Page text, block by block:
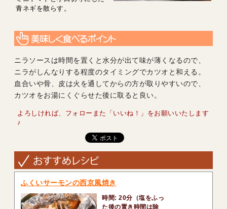
青ネギを散らす。
ニラソースは時間を置くと水分が出て味が薄くなるので、
ニラがしんなりする程度のタイミングでカツオと和える。
血合いや骨、皮は火を通してからの方が取りやすいので、
カツオをお湯にくぐらせた後に取ると良い。
よろしければ、フォローまた「いいね！」をお願いいたします
♪
ふくいサーモンの西京風焼き
時間: 20分（塩をふっ
た後の置き時間は除